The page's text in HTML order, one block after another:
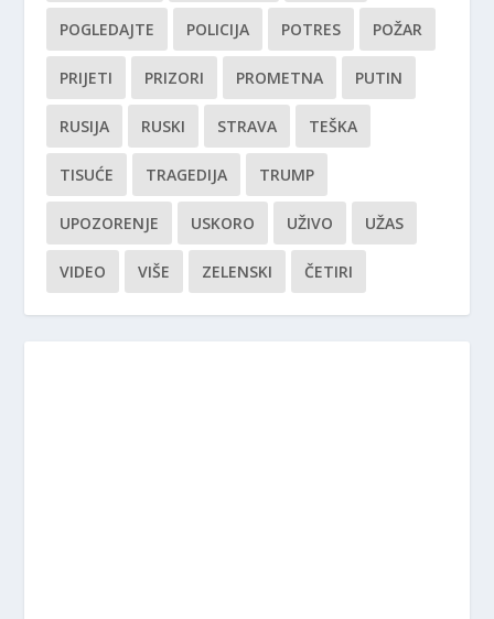
POGLEDAJTE POLICIJA POTRES POŽAR
PRIJETI PRIZORI PROMETNA PUTIN
RUSIJA RUSKI STRAVA TEŠKA
TISUĆE TRAGEDIJA TRUMP
UPOZORENJE USKORO UŽIVO UŽAS
VIDEO VIŠE ZELENSKI ČETIRI